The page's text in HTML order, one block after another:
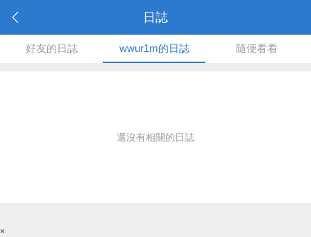
日誌
好友的日誌 wwur1m的日誌 隨便看看
還沒有相關的日誌
×